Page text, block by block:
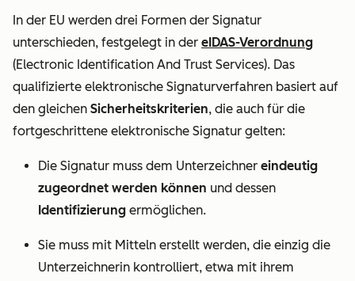
In der EU werden drei Formen der Signatur
unterschieden, festgelegt in der eIDAS-Verordnung
(Electronic Identification And Trust Services). Das
qualifizierte elektronische Signaturverfahren basiert auf
den gleichen Sicherheitskriterien, die auch für die
fortgeschrittene elektronische Signatur gelten:
Die Signatur muss dem Unterzeichner eindeutig
zugeordnet werden können und dessen
Identifizierung ermöglichen.
Sie muss mit Mitteln erstellt werden, die einzig die
Unterzeichnerin kontrolliert, etwa mit ihrem